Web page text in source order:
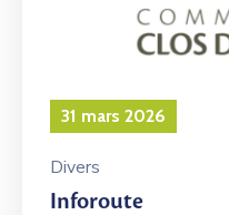
31 mars 2026
Divers
Inforoute